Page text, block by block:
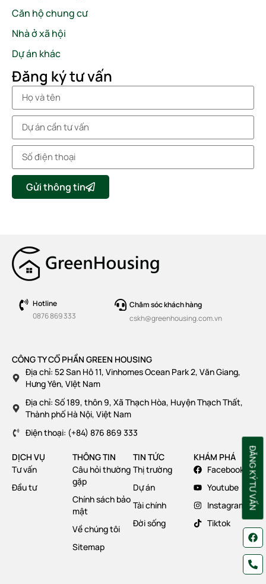
Căn hộ chung cư
Nhà ở xã hội
Dự án khác
Đăng ký tư vấn
Gửi thông tin
Hotline
0876 869 333
Chăm sóc khách hàng
cskh@greenhousing.com.vn
CÔNG TY CỔ PHẦN GREEN HOUSING
Địa chỉ: 52 San Hô 11, Vinhomes Ocean Park 2, Văn Giang,
Hưng Yên, VIệt Nam
Địa chỉ: Số 189, thôn 9, Xã Thạch Hòa, Huyện Thạch Thất,
Thành phố Hà Nội, Việt Nam
Điện thoại: (+84) 876 869 333
DỊCH VỤ
Tư vấn
Đầu tư
THÔNG TIN
Câu hỏi thường
gặp
Chính sách bảo
mật
Về chúng tôi
Sitemap
TIN TỨC
Thị trường
Dự án
Tài chính
Đời sống
KHÁM PHÁ
Facebook
Youtube
Instagram
Tiktok
ĐĂNG KÝ TƯ VẤN